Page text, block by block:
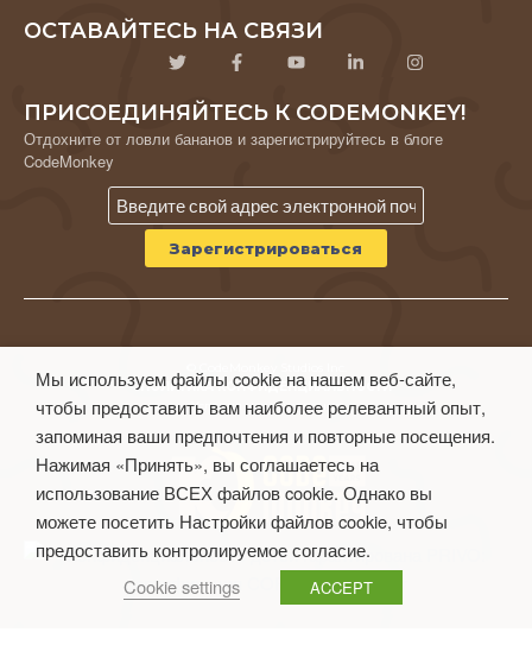
ОСТАВАЙТЕСЬ НА СВЯЗИ
ПРИСОЕДИНЯЙТЕСЬ К CODEMONKEY!
Отдохните от ловли бананов и зарегистрируйтесь в блоге
CodeMonkey
ПОЛИТИКА КОНФИДЕНЦИАЛЬНОСТИ
Условия использования
Мы используем файлы cookie на нашем веб-сайте,
чтобы предоставить вам наиболее релевантный опыт,
запоминая ваши предпочтения и повторные посещения.
Нажимая «Принять», вы соглашаетесь на
использование ВСЕХ файлов cookie. Однако вы
можете посетить Настройки файлов cookie, чтобы
предоставить контролируемое согласие.
Cookie settings
ACCEPT